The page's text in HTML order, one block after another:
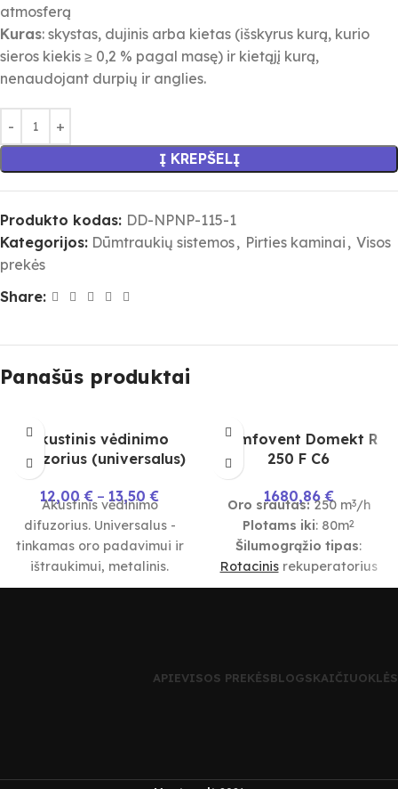
atmosferą
Kuras: skystas, dujinis arba kietas (išskyrus kurą, kurio
sieros kiekis ≥ 0,2 % pagal masę) ir kietąjį kurą,
nenaudojant durpių ir anglies.
Į KREPŠELĮ
Produkto kodas: DD-NPNP-115-1
Kategorijos: Dūmtraukių sistemos, Pirties kaminai , Visos
prekės
Share:
Panašūs produktai
Akustinis vėdinimo
difuzorius (universalus)
12,00€ – 13,50€
Akustinis vėdinimo
difuzorius. Universalus -
tinkamas oro padavimui ir
ištraukimui, metalinis.
Komplekte su tvirtinimo
Komfovent Domekt R
250 F C6
1680,86€
Oro srautas:250 m3/h
Plotams iki: 80m2
Šilumogrąžio tipas:
Rotacinisrekuperatorius
Valdymo automatika:C6
APIEVISOS PREKĖSBLOGSKAIČIUOKLĖS